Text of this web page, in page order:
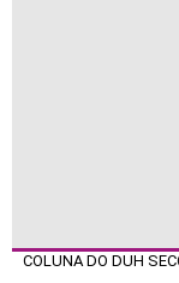
COLUNA DO DUH